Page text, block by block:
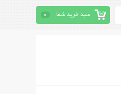
سبد خرید شما 0